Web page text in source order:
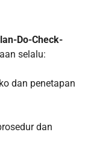
Do-Check-
selalu:
dan penetapan
dan